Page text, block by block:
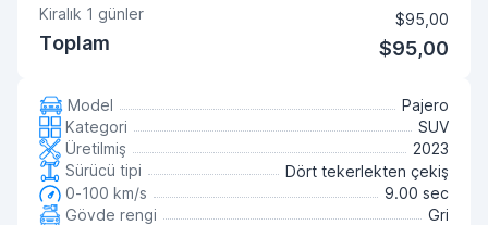
Kiralık 1 günler $95,00
Toplam $95,00
Model
Pajero
Kategori
SUV
Üretilmiş
2023
Sürücü tipi
Dört tekerlekten çekiş
0-100 km/s
9.00 sec
Gövde rengi
Gri